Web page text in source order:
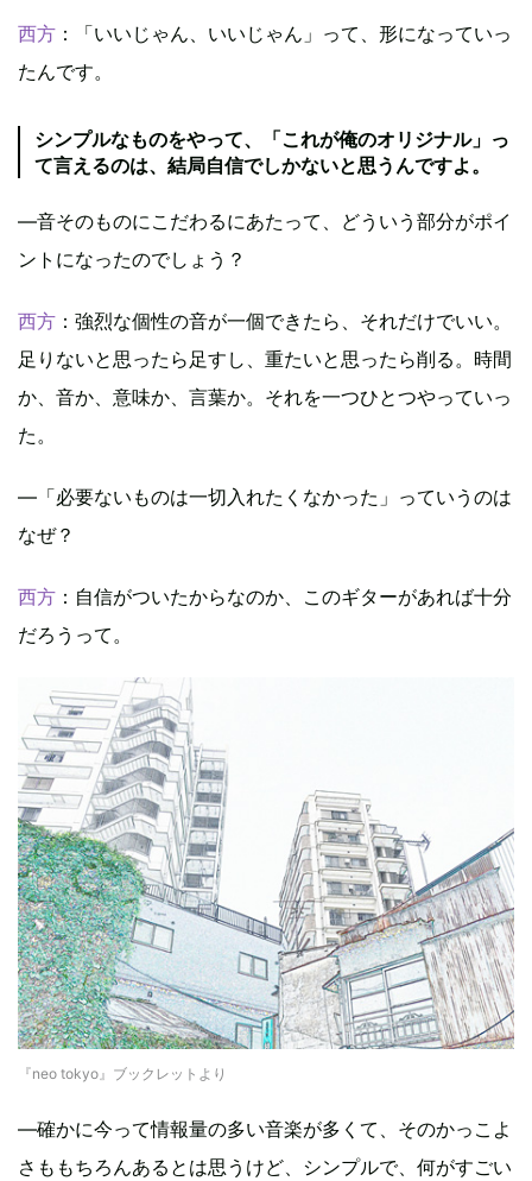
西方 ：「いいじゃん、いいじゃん」って、形になっていっ
たんです。
シンプルなものをやって、「これが俺のオリジナル」っ
て言えるのは、結局自信でしかないと思うんですよ。
―音そのものにこだわるにあたって、どういう部分がポイ
ントになったのでしょう？
西方 ：強烈な個性の音が一個できたら、それだけでいい。
足りないと思ったら足すし、重たいと思ったら削る。時間
か、音か、意味か、言葉か。それを一つひとつやっていっ
た。
―「必要ないものは一切入れたくなかった」っていうのは
なぜ？
西方 ：自信がついたからなのか、このギターがあれば十分
だろうって。
『neo tokyo』ブックレットより
―確かに今って情報量の多い音楽が多くて、そのかっこよ
さももちろんあるとは思うけど、シンプルで、何がすごい